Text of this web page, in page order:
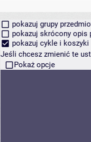
pokazuj grupy
pokazuj skrócony opis
pokazuj cykle i
Jeśli chcesz zmienić te
Pokaż opcje